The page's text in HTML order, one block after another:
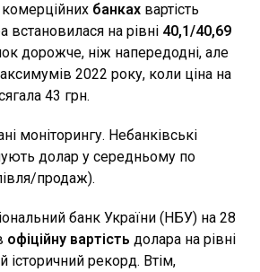
банках вартість
встановилася на рівні 40,1/40,69
дорожче, ніж напередодні, але
2022 року, коли ціна на
43 грн.
моніторингу. Небанківські
долар у середньому по
продаж).
банк України (НБУ) на 28
офіційну вартість долара на рівні
історичний рекорд. Втім,